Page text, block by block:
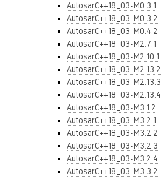
AutosarC++18_03-M0.3.1
AutosarC++18_03-M0.3.2
AutosarC++18_03-M0.4.2
AutosarC++18_03-M2.7.1
AutosarC++18_03-M2.10.1
AutosarC++18_03-M2.13.2
AutosarC++18_03-M2.13.3
AutosarC++18_03-M2.13.4
AutosarC++18_03-M3.1.2
AutosarC++18_03-M3.2.1
AutosarC++18_03-M3.2.2
AutosarC++18_03-M3.2.3
AutosarC++18_03-M3.2.4
AutosarC++18_03-M3.3.2